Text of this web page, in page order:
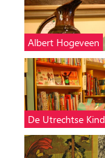
Albert Hogeveen
De Utrechtse